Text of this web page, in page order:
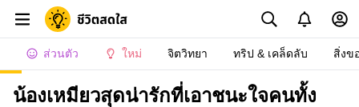
ส่วนตัว ใหม่ จิตวิทยา ทริป & เคล็ดลับ สิ่งข
น้องเหมียวสุดน่ารักที่เอาชนะใจคนทั้ง